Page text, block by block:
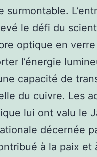
surmontable.
le défi du
optique en
l’énergie
capacité de
du cuivre. Les
lui ont valu le
décernée
à la paix et